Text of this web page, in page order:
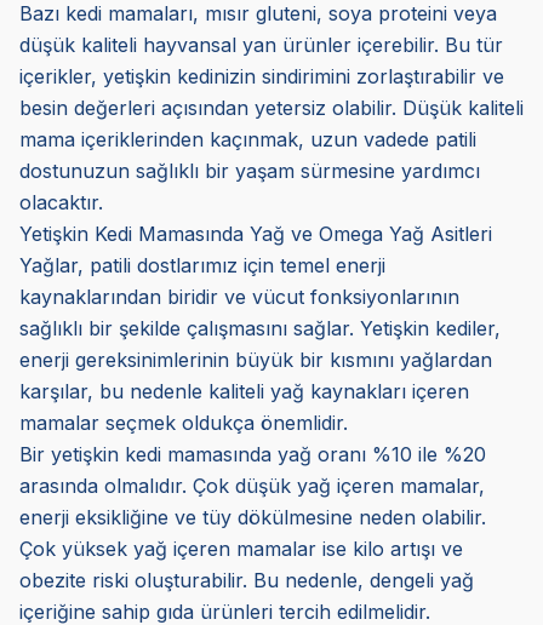
Bazı kedi mamaları, mısır gluteni, soya proteini veya
düşük kaliteli hayvansal yan ürünler içerebilir. Bu tür
içerikler, yetişkin kedinizin sindirimini zorlaştırabilir ve
besin değerleri açısından yetersiz olabilir. Düşük kaliteli
mama içeriklerinden kaçınmak, uzun vadede patili
dostunuzun sağlıklı bir yaşam sürmesine yardımcı
olacaktır.
Yetişkin Kedi Mamasında Yağ ve Omega Yağ Asitleri
Yağlar, patili dostlarımız için temel enerji
kaynaklarından biridir ve vücut fonksiyonlarının
sağlıklı bir şekilde çalışmasını sağlar. Yetişkin kediler,
enerji gereksinimlerinin büyük bir kısmını yağlardan
karşılar, bu nedenle kaliteli yağ kaynakları içeren
mamalar seçmek oldukça önemlidir.
Bir yetişkin kedi mamasında yağ oranı %10 ile %20
arasında olmalıdır. Çok düşük yağ içeren mamalar,
enerji eksikliğine ve tüy dökülmesine neden olabilir.
Çok yüksek yağ içeren mamalar ise kilo artışı ve
obezite riski oluşturabilir. Bu nedenle, dengeli yağ
içeriğine sahip gıda ürünleri tercih edilmelidir.